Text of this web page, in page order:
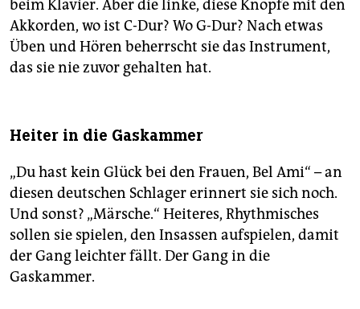
beim Klavier. Aber die linke, diese Knöpfe mit den
Akkorden, wo ist C-Dur? Wo G-Dur? Nach etwas
Üben und Hören beherrscht sie das Instrument,
das sie nie zuvor gehalten hat.
Heiter in die Gaskammer
„Du hast kein Glück bei den Frauen, Bel Ami“ – an
diesen deutschen Schlager erinnert sie sich noch.
Und sonst? „Märsche.“ Heiteres, Rhythmisches
sollen sie spielen, den Insassen aufspielen, damit
der Gang leichter fällt. Der Gang in die
Gaskammer.